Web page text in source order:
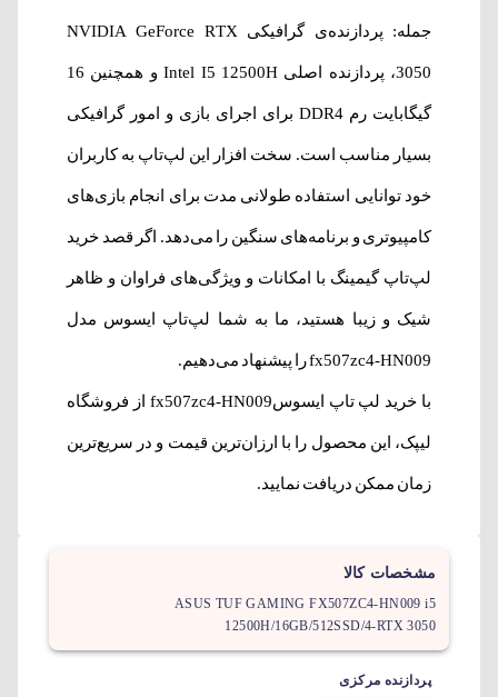
جمله: پردازنده‌ی گرافیکی NVIDIA GeForce RTX
3050، پردازنده اصلی Intel I5 12500H و همچنین 16
گیگابایت رم DDR4 برای اجرای بازی و امور گرافیکی
بسیار مناسب است. سخت افزار این لپ‌تاپ به کاربران
خود توانایی استفاده طولانی مدت برای انجام بازی‌های
کامپیوتری و برنامه‌های سنگین را می‌دهد. اگر قصد خرید
لپ‌تاپ گیمینگ با امکانات و ویژگی‌های فراوان و ظاهر
شیک و زیبا هستید، ما به شما لپ‌تاپ ایسوس مدل
fx507zc4-HN009 را پیشنهاد می‌دهیم.
با خرید لپ‌ تاپ ایسوسfx507zc4-HN009 از فروشگاه
لیپک، این محصول را با ارزان‌ترین قیمت و در سریع‌ترین
زمان ممکن دریافت نمایید.
مشخصات کالا
ASUS TUF GAMING FX507ZC4-HN009 i5
12500H/16GB/512SSD/4-RTX 3050
پردازنده مرکزی